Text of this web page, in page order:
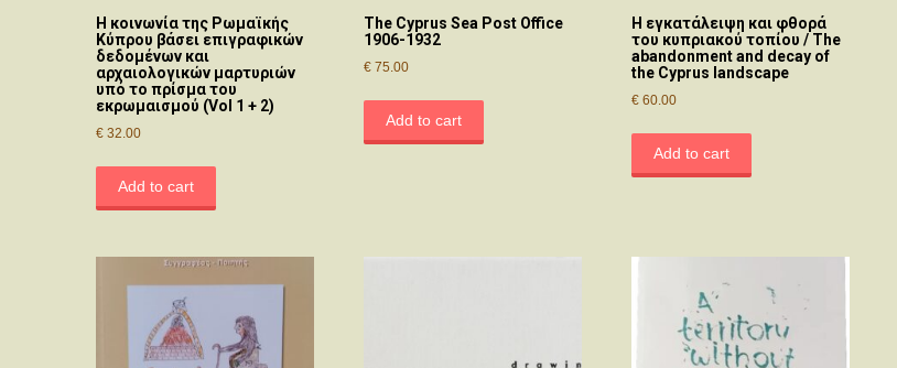
Η κοινωνία της Ρωμαϊκής
Κύπρου βάσει επιγραφικών
δεδομένων και
αρχαιολογικών μαρτυριών
υπό το πρίσμα του
εκρωμαισμού (Vol 1 + 2)
€ 32.00
Add to cart
The Cyprus Sea Post Office
1906-1932
€75.00
Add to cart
Η εγκατάλειψη και φθορά
του κυπριακού τοπίου / The
abandonment and decay of
the Cyprus landscape
€60.00
Add to cart